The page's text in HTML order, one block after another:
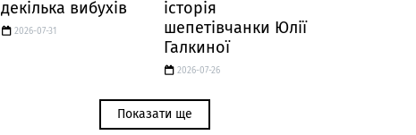
декілька вибухів
2026-07-31
історія
шепетівчанки Юлії
Галкиної
2026-07-26
Показати ще